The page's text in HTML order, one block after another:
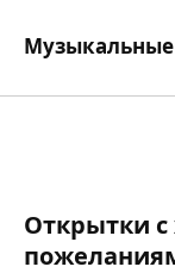
Открытки